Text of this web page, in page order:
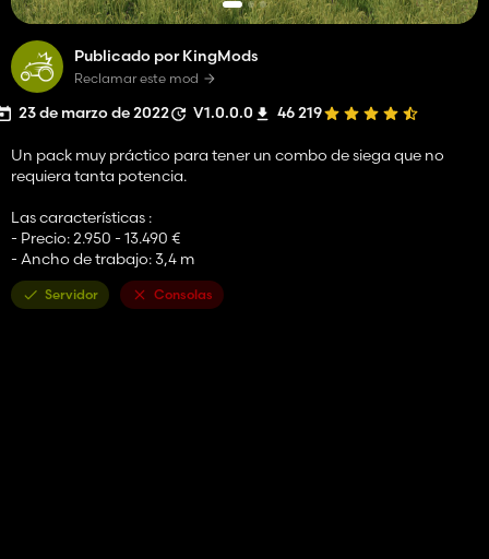
Publicado por KingMods
Reclamar este mod
23 de marzo de 2022 V1.0.0.0 46 219
Un pack muy práctico para tener un combo de siega que no
requiera tanta potencia.
Las características :
- Precio: 2.950 - 13.490 €
- Ancho de trabajo: 3,4 m
Servidor Consolas